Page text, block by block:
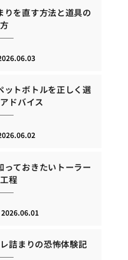
りを直す方法と道具の
ットボトルを正しく選
ドバイス
ておきたいトーラー
程
2026.06.01
詰まりの恐怖体験記